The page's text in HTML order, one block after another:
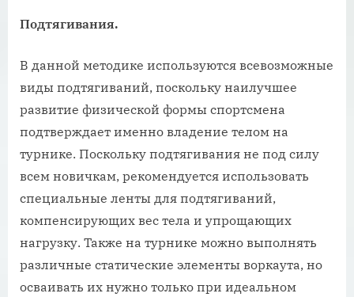
Подтягивания.
В данной методике используются всевозможные
виды подтягиваний, поскольку наилучшее
развитие физической формы спортсмена
подтверждает именно владение телом на
турнике. Поскольку подтягивания не под силу
всем новичкам, рекомендуется использовать
специальные ленты для подтягиваний,
компенсирующих вес тела и упрощающих
нагрузку. Также на турнике можно выполнять
различные статические элементы воркаута, но
осваивать их нужно только при идеальном